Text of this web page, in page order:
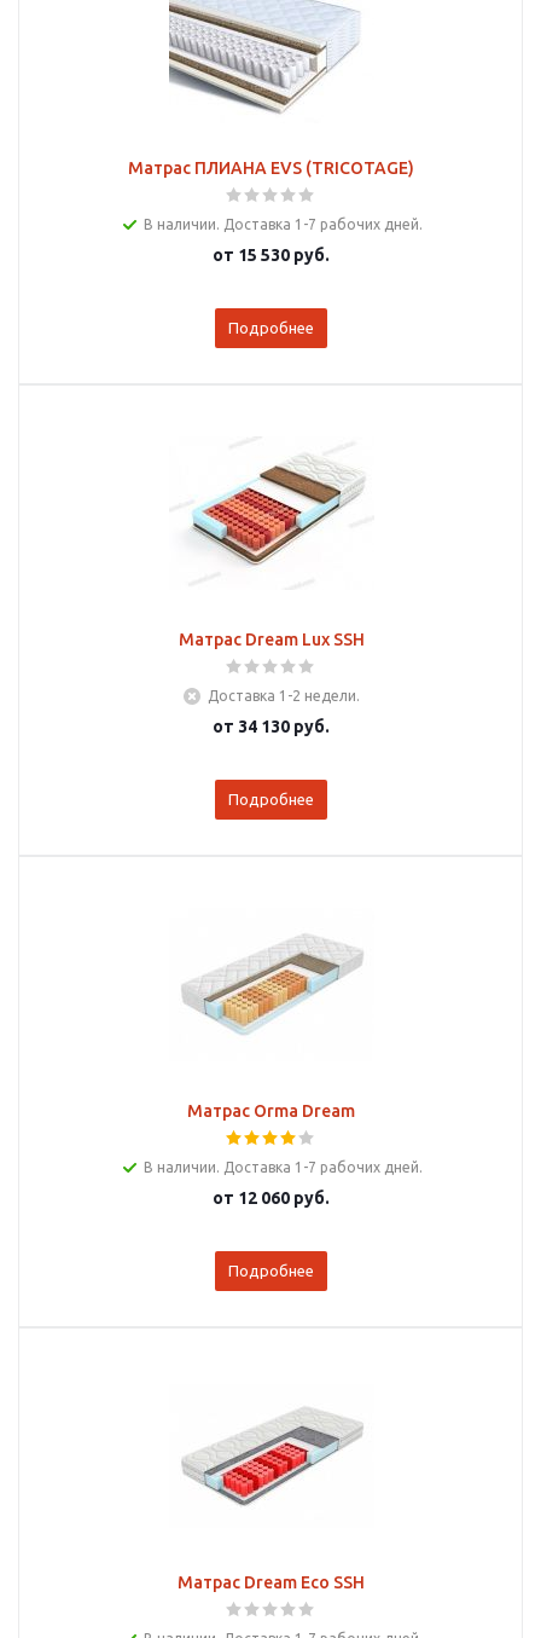
Матрас ПЛИАНА EVS (TRICOTAGE)
В наличии. Доставка 1-7 рабочих дней.
от 15 530 руб.
Подробнее
Матрас Dream Lux SSH
Доставка 1-2 недели.
от 34 130 руб.
Подробнее
Матрас Orma Dream
В наличии. Доставка 1-7 рабочих дней.
от 12 060 руб.
Подробнее
Матрас Dream Eco SSH